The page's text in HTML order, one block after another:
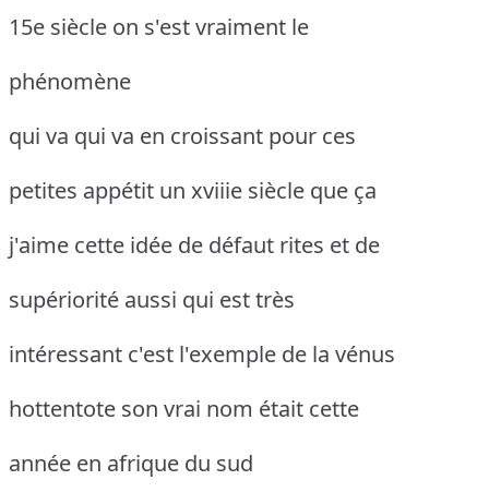
15e siècle on s'est vraiment le
phénomène
qui va qui va en croissant pour ces
petites appétit un xviiie siècle que ça
j'aime cette idée de défaut rites et de
supériorité aussi qui est très
intéressant c'est l'exemple de la vénus
hottentote son vrai nom était cette
année en afrique du sud